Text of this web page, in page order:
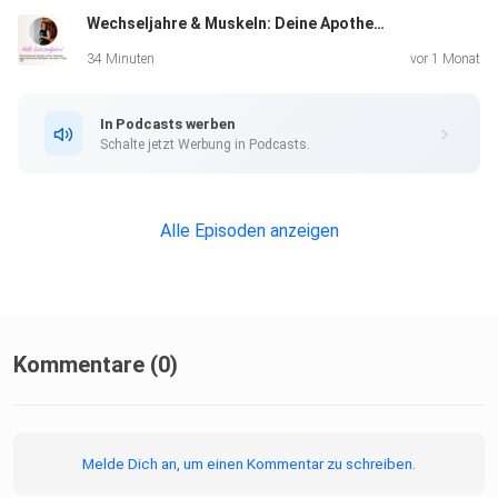
Nicole:Dr.med.univ.Nicole
WeirichFachärztin für
Wechseljahre & Muskeln: Deine Apotheke gegen Bauchfett, Müdigkeit und mehr
34 Minuten vor 1 Monat
In Podcasts werben
Schalte jetzt Werbung in Podcasts.
Alle Episoden anzeigen
Kommentare (0)
Melde Dich an, um einen Kommentar zu schreiben.